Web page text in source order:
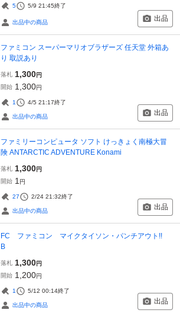
5 5/9 21:45終了
出品中の商品 出品
ファミコン スーパーマリオブラザーズ 任天堂 外箱あ
り 取説あり
落札 1,300円
開始 1,300円
1 4/5 21:17終了
出品中の商品 出品
ファミリーコンピュータ ソフト けっきょく南極大冒
険 ANTARCTIC ADVENTURE Konami
落札 1,300円
開始 1 円
27 2/24 21:32終了
出品中の商品 出品
FC ファミコン マイクタイソン・パンチアウト!!
B
落札 1,300円
開始 1,200円
1 5/12 00:14終了
出品中の商品 出品